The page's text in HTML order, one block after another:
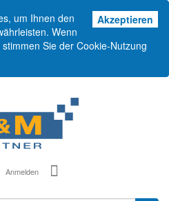
Akzeptieren
um Ihnen den
Wenn
Sie der Cookie-Nutzung
Anmelden